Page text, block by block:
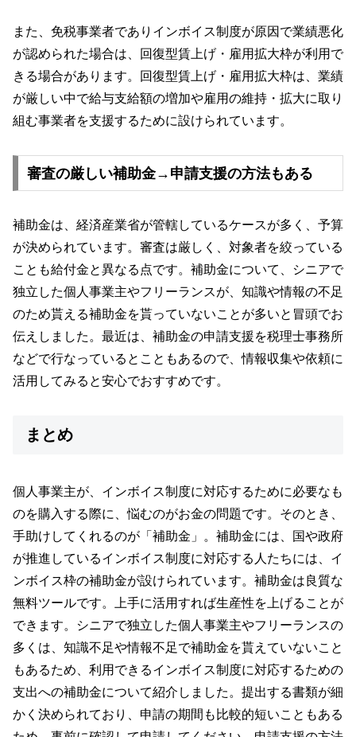
また、免税事業者でありインボイス制度が原因で業績悪化
が認められた場合は、回復型賃上げ・雇用拡大枠が利用で
きる場合があります。回復型賃上げ・雇用拡大枠は、業績
が厳しい中で給与支給額の増加や雇用の維持・拡大に取り
組む事業者を支援するために設けられています。
審査の厳しい補助金→申請支援の方法もある
補助金は、経済産業省が管轄しているケースが多く、予算
が決められています。審査は厳しく、対象者を絞っている
ことも給付金と異なる点です。補助金について、シニアで
独立した個人事業主やフリーランスが、知識や情報の不足
のため貰える補助金を貰っていないことが多いと冒頭でお
伝えしました。最近は、補助金の申請支援を税理士事務所
などで行なっているとこともあるので、情報収集や依頼に
活用してみると安心でおすすめです。
まとめ
個人事業主が、インボイス制度に対応するために必要なも
のを購入する際に、悩むのがお金の問題です。そのとき、
手助けしてくれるのが「補助金」。補助金には、国や政府
が推進しているインボイス制度に対応する人たちには、イ
ンボイス枠の補助金が設けられています。補助金は良質な
無料ツールです。上手に活用すれば生産性を上げることが
できます。シニアで独立した個人事業主やフリーランスの
多くは、知識不足や情報不足で補助金を貰えていないこと
もあるため、利用できるインボイス制度に対応するための
支出への補助金について紹介しました。提出する書類が細
かく決められており、申請の期間も比較的短いこともある